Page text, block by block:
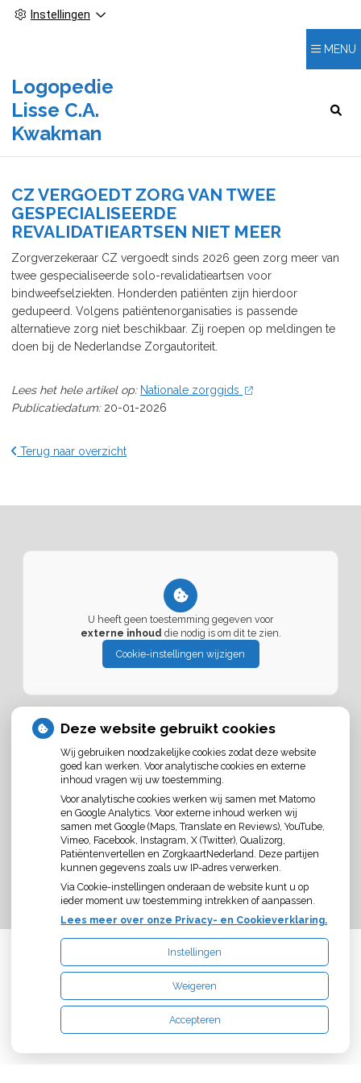
Instellingen
Logopedie
Lisse C.A.
Kwakman
MENU
CZ VERGOEDT ZORG VAN TWEE
GESPECIALISEERDE
REVALIDATIEARTSEN NIET MEER
Zorgverzekeraar CZ vergoedt sinds 2026 geen zorg meer van
twee gespecialiseerde solo-revalidatieartsen voor
bindweefselziekten. Honderden patiënten zijn hierdoor
gedupeerd. Volgens patiëntenorganisaties is passende
alternatieve zorg niet beschikbaar. Zij roepen op meldingen te
doen bij de Nederlandse Zorgautoriteit.
Lees het hele artikel op: Nationale zorggids
Publicatiedatum: 20-01-2026
Terug naar overzicht
U heeft geen toestemming gegeven voor
externe inhoud die nodig is om dit te zien.
Cookie-instellingen wijzigen
LOCATIE LISSE
De praktijk is gevestigd in de (neuro) fysiotherapiepraktijk
Boot & Broersen
Vivaldistraat 67-a
2162AB Lisse
0252-428331
cakwakman@logopediepraktijklisse.nl
Website:www.logopediepraktijklisse.nl
Aanwezig op maandag, woensdag en donderdag.
Uw Zorg Online
Privacy verklaring Cookie-instellingen
Deze website gebruikt cookies
Wij gebruiken noodzakelijke cookies zodat deze website
goed kan werken. Voor analytische cookies en externe
inhoud vragen wij uw toestemming.
Voor analytische cookies werken wij samen met Matomo
en Google Analytics. Voor externe inhoud werken wij
samen met Google (Maps, Translate en Reviews), YouTube,
Vimeo, Facebook, Instagram, X (Twitter), Qualizorg,
Patiëntenvertellen en ZorgkaartNederland. Deze partijen
kunnen gegevens zoals uw IP-adres verwerken.
Via Cookie-instellingen onderaan de website kunt u op
ieder moment uw toestemming intrekken of aanpassen.
Lees meer over onze Privacy- en Cookieverklaring.
Instellingen
Weigeren
Accepteren